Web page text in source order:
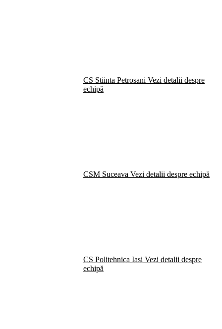
CS Stiinta Petrosani Vezi detalii despre
echipă
CSM Suceava Vezi detalii despre echipă
CS Politehnica Iasi Vezi detalii despre
echipă